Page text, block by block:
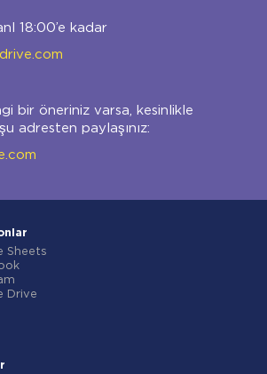
18:00’e kadar
bir öneriniz varsa, kesinlikle
adresten paylaşınız:
Sheets
Drive